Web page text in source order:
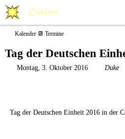
Kalender 📆 Termine
Tag der Deutschen
Montag, 3. Oktober 2016 Duke
Tag der Deutschen Einheit 2016 in der